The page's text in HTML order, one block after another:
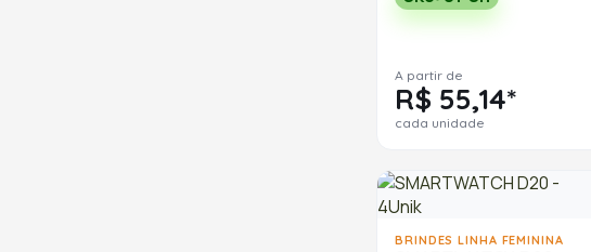
A partir de
R$ 55,14*
cada unidade
BRINDES LINHA FEMININA